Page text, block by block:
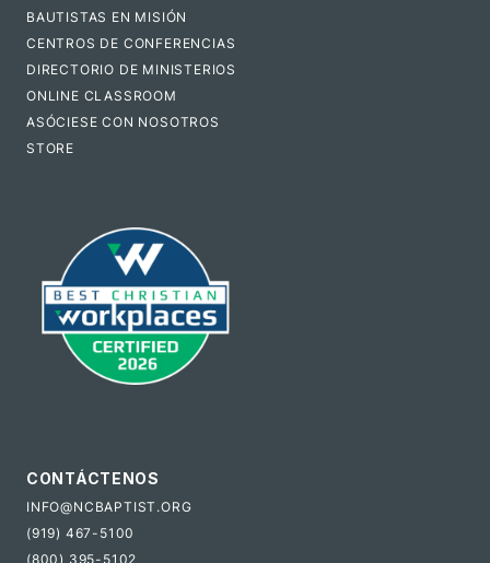
BAUTISTAS EN MISIÓN
CENTROS DE CONFERENCIAS
DIRECTORIO DE MINISTERIOS
ONLINE CLASSROOM
ASÓCIESE CON NOSOTROS
STORE
CONTÁCTENOS
INFO@NCBAPTIST.ORG
(919) 467-5100
(800) 395-5102